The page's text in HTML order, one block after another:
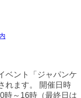
ベント「ジャパンケ
れます。 開催日時
～16時（最終日は